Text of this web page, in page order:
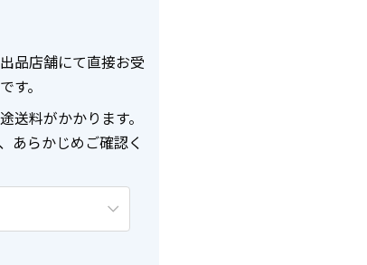
品店舗にて直接お受
す。
送料がかかります。
あらかじめご確認く